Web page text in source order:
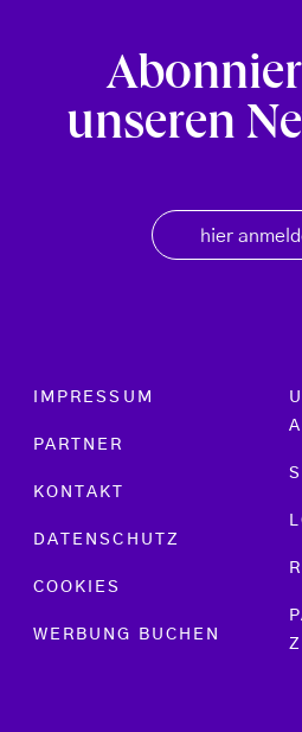
unseren
hier
Footer menu
IMPRESSUM
PARTNER
KONTAKT
DATENSCHUTZ
COOKIES
WERBUNG BUCHEN